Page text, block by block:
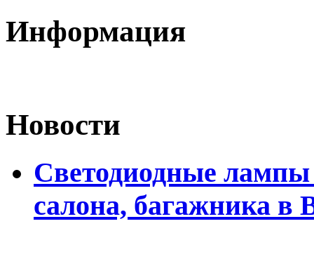
Информация
Новости
Светодиодные лампы
салона, багажника в